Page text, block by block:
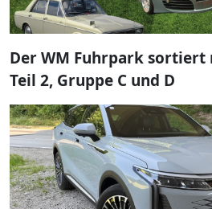
Der WM Fuhrpark sortiert
Teil 2, Gruppe C und D